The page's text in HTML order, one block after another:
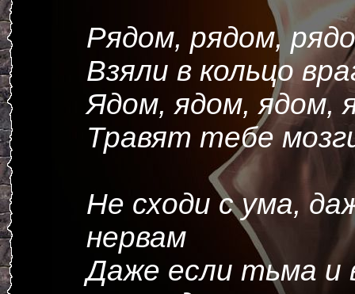
Рядом, рядом,
Взяли в кольцо
Ядом, ядом, ядом,
Травят тебе
Не сходи с ума,
нервам
Даже если тьма и